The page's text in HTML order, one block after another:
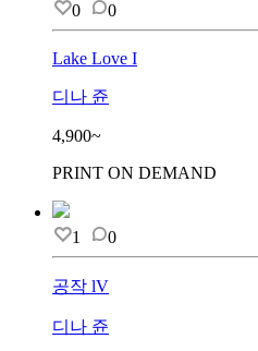
0 0
Lake Love I
디나 쥰
4,900~
PRINT ON DEMAND
1 0
공작 lV
디나 쥰